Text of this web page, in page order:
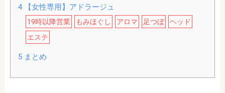
4【女性専用】アドラージュ
19時以降営業 もみほぐし アロマ 足つぼ
ヘッド
エステ
5まとめ